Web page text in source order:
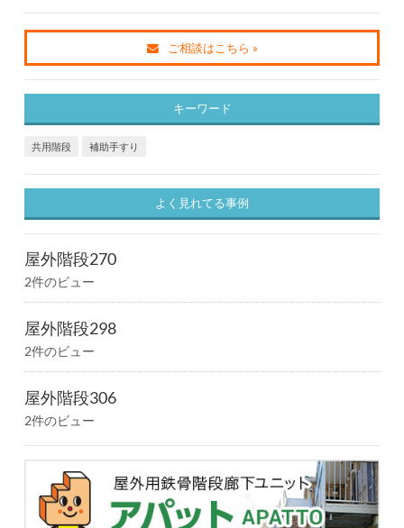
ご相談はこちら »
キーワード
共用階段 補助手すり
よく見れてる事例
屋外階段270
2件のビュー
屋外階段298
2件のビュー
屋外階段306
2件のビュー